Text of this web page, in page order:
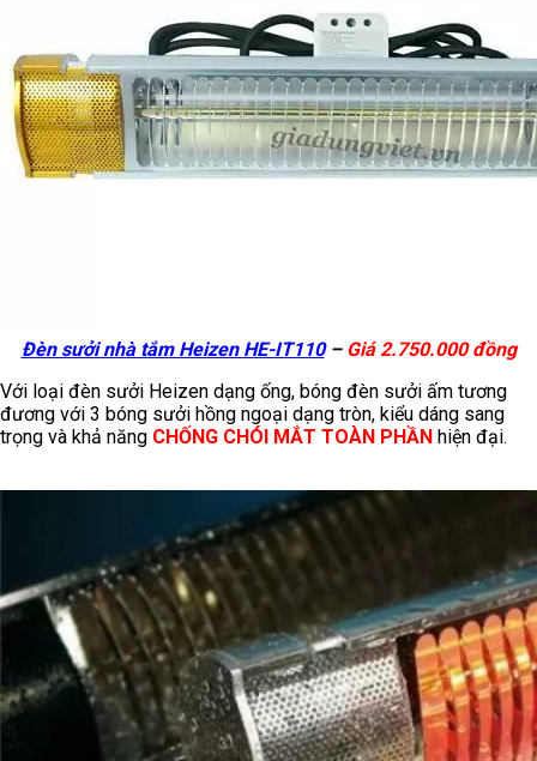
Đèn sưởi nhà tắm Heizen HE-IT110 – Giá 2.750.000 đồng
Với loại đèn sưởi Heizen dạng ống, bóng đèn sưởi ấm tương
đương với 3 bóng sưởi hồng ngoại dạng tròn, kiểu dáng sang
trọng và khả năng CHỐNG CHÓI MẮT TOÀN PHẦN hiện đại.